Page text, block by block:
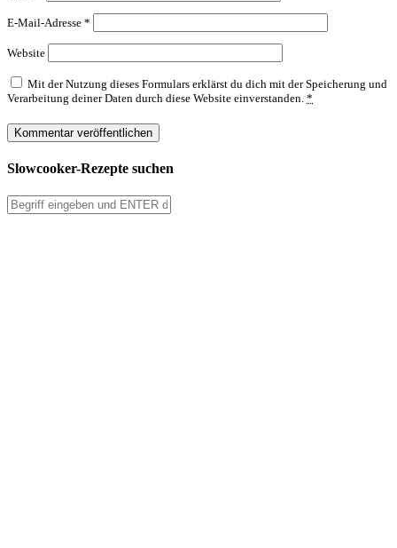
E-Mail-Adresse *
Website
Mit der Nutzung dieses Formulars erklärst du dich mit der Speicherung und
Verarbeitung deiner Daten durch diese Website einverstanden. *
Slowcooker-Rezepte suchen